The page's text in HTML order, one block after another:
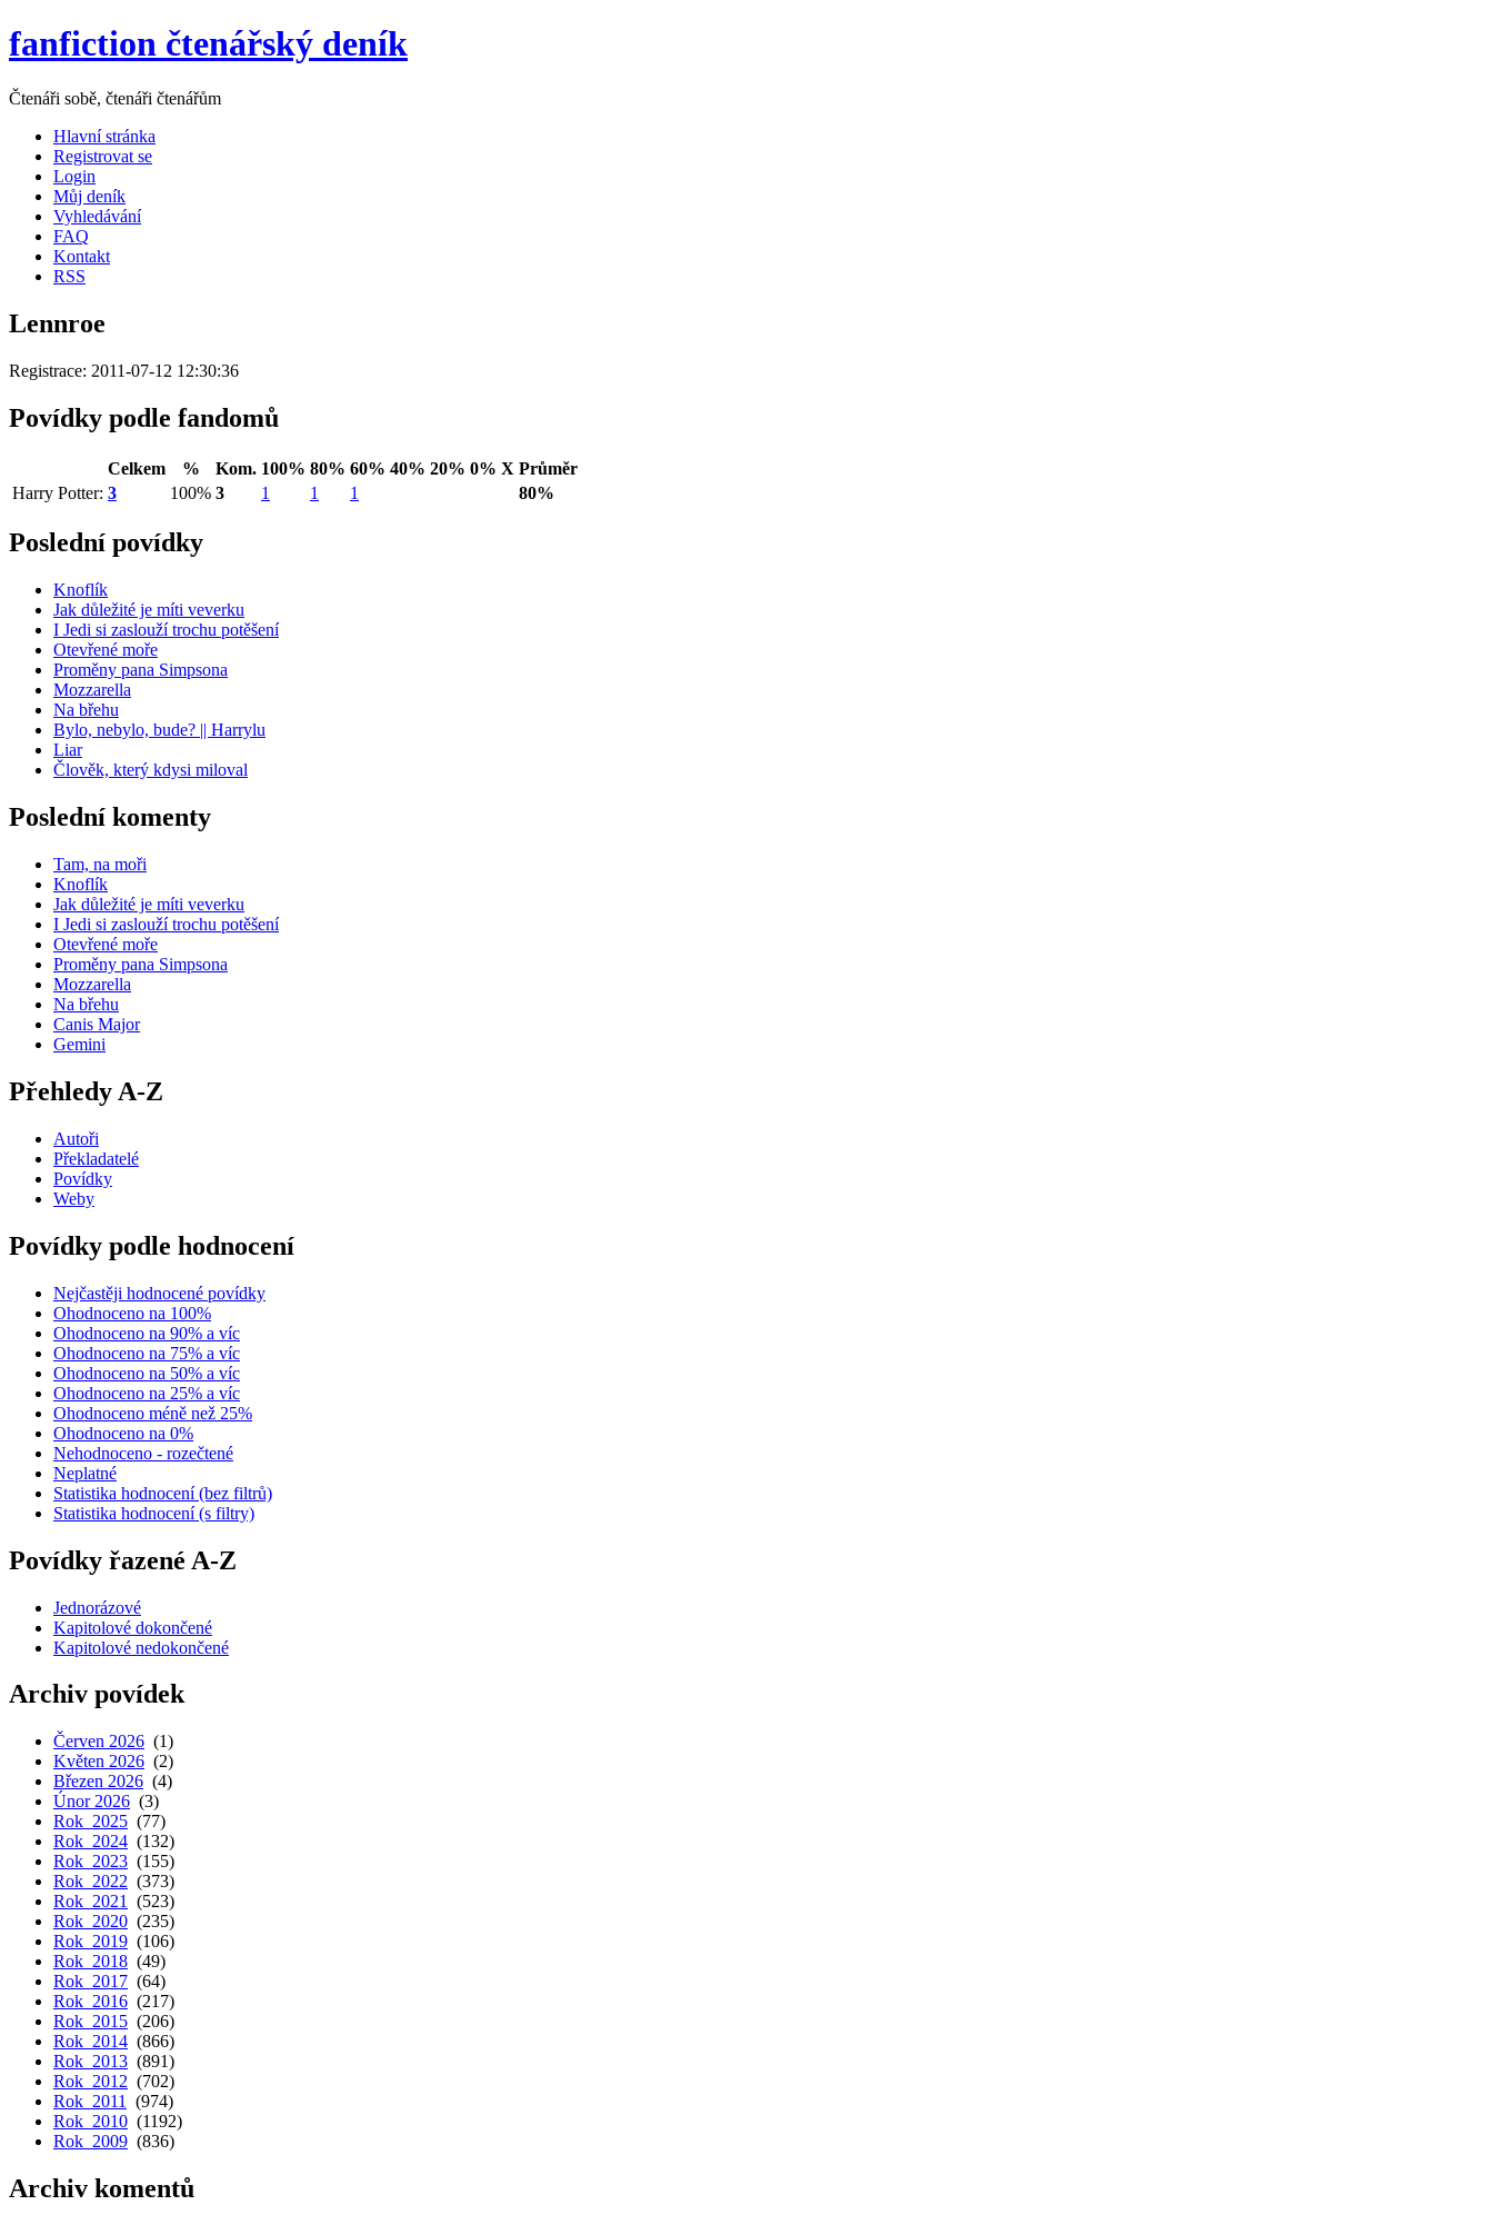
fanfiction čtenářský deník
Čtenáři sobě, čtenáři čtenářům
Hlavní stránka
Registrovat se
Login
Můj deník
Vyhledávání
FAQ
Kontakt
RSS
Lennroe
Registrace: 2011-07-12 12:30:36
Povídky podle fandomů
Celkem % Kom. 100% 80% 60% 40% 20% 0% X Průměr
Harry Potter: 3 100% 3 1 1 1 80%
Poslední povídky
Knoflík
Jak důležité je míti veverku
I Jedi si zaslouží trochu potěšení
Otevřené moře
Proměny pana Simpsona
Mozzarella
Na břehu
Bylo, nebylo, bude? || Harrylu
Liar
Člověk, který kdysi miloval
Poslední komenty
Tam, na moři
Knoflík
Jak důležité je míti veverku
I Jedi si zaslouží trochu potěšení
Otevřené moře
Proměny pana Simpsona
Mozzarella
Na břehu
Canis Major
Gemini
Přehledy A-Z
Autoři
Překladatelé
Povídky
Weby
Povídky podle hodnocení
Nejčastěji hodnocené povídky
Ohodnoceno na 100%
Ohodnoceno na 90% a víc
Ohodnoceno na 75% a víc
Ohodnoceno na 50% a víc
Ohodnoceno na 25% a víc
Ohodnoceno méně než 25%
Ohodnoceno na 0%
Nehodnoceno - rozečtené
Neplatné
Statistika hodnocení (bez filtrů)
Statistika hodnocení (s filtry)
Povídky řazené A-Z
Jednorázové
Kapitolové dokončené
Kapitolové nedokončené
Archiv povídek
Červen 2026 (1)
Květen 2026 (2)
Březen 2026 (4)
Únor 2026 (3)
Rok 2025 (77)
Rok 2024 (132)
Rok 2023 (155)
Rok 2022 (373)
Rok 2021
(523)
Rok 2020 (235)
Rok 2019 (106)
Rok 2018 (49)
Rok 2017 (64)
Rok 2016 (217)
Rok 2015 (206)
Rok 2014 (866)
Rok 2013 (891)
Rok 2012 (702)
Rok 2011
(974)
Rok 2010 (1192)
Rok 2009 (836)
Archiv komentů